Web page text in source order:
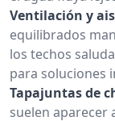
Ventilación y
equilibrados
los techos
para soluciones
Tapajuntas de
suelen aparecer